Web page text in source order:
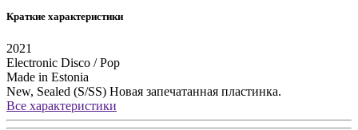
Краткие характеристики
2021
Electronic Disco / Pop
Made in Estonia
New, Sealed (S/SS) Новая запечатанная пластинка.
Все характеристики